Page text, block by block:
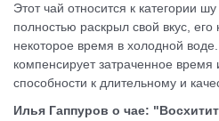
Этот чай относится к категории
полностью раскрыл свой вкус,
некоторое время в холодной
компенсирует затраченное время
способности к длительному и
Илья Гаппуров о чае: "